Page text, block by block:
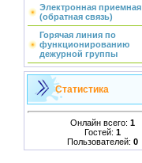
Электронная приемная
(обратная связь)
Горячая линия по
функционированию
дежурной группы
Статистика
Онлайн всего: 1
Гостей: 1
Пользователей: 0